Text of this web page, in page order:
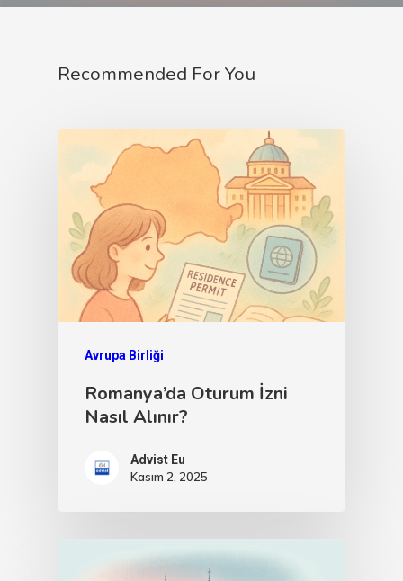
Recommended For You
Avrupa Birliği
Romanya’da Oturum İzni
Nasıl Alınır?
Advist Eu
Kasım 2, 2025